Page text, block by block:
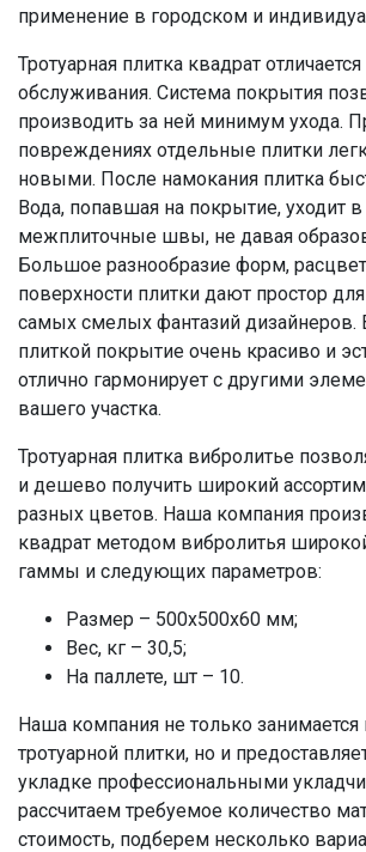
применение в городском и
Тротуарная плитка квадрат
обслуживания. Система покрытия
производить за ней минимум ухода.
повреждениях отдельные плитки
новыми. После намокания плитка
Вода, попавшая на покрытие, уходит в
межплиточные швы, не давая
Большое разнообразие форм,
поверхности плитки дают простор
самых смелых фантазий
плиткой покрытие очень красиво и
отлично гармонирует с другими
вашего участка.
Тротуарная плитка вибролитье
и дешево получить широкий
разных цветов. Наша компания
квадрат методом вибролитья
гаммы и следующих параметров:
Размер – 500х500х60 мм;
Вес, кг – 30,5;
На паллете, шт – 10.
Наша компания не только
тротуарной плитки, но и
укладке профессиональными
рассчитаем требуемое количество
стоимость, подберем несколько